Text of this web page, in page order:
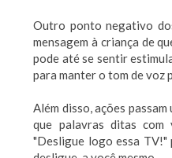
Outro ponto negativo
mensagem à criança de
pode até se sentir
para manter o tom de voz
Além disso, ações
que palavras ditas
"Desligue logo essa